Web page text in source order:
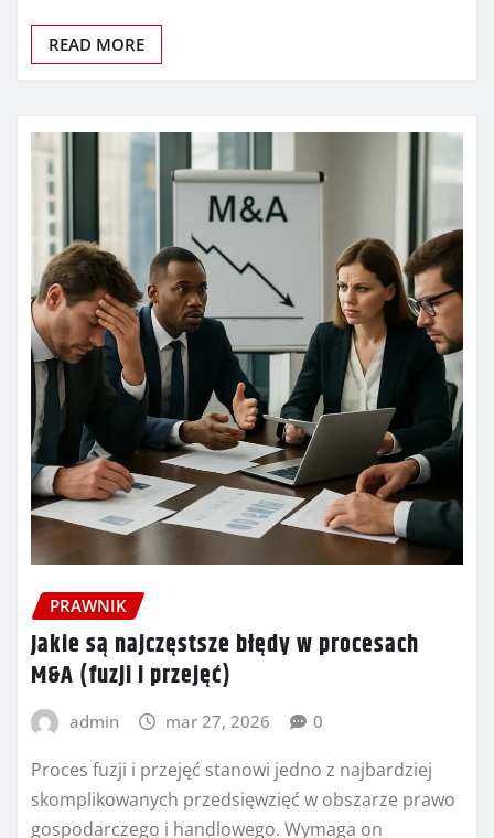
READ MORE
PRAWNIK
Jakie są najczęstsze błędy w procesach
M&A (fuzji i przejęć)
admin mar 27, 2026 0
Proces fuzji i przejęć stanowi jedno z najbardziej
skomplikowanych przedsięwzięć w obszarze prawo
gospodarczego i handlowego. Wymaga on